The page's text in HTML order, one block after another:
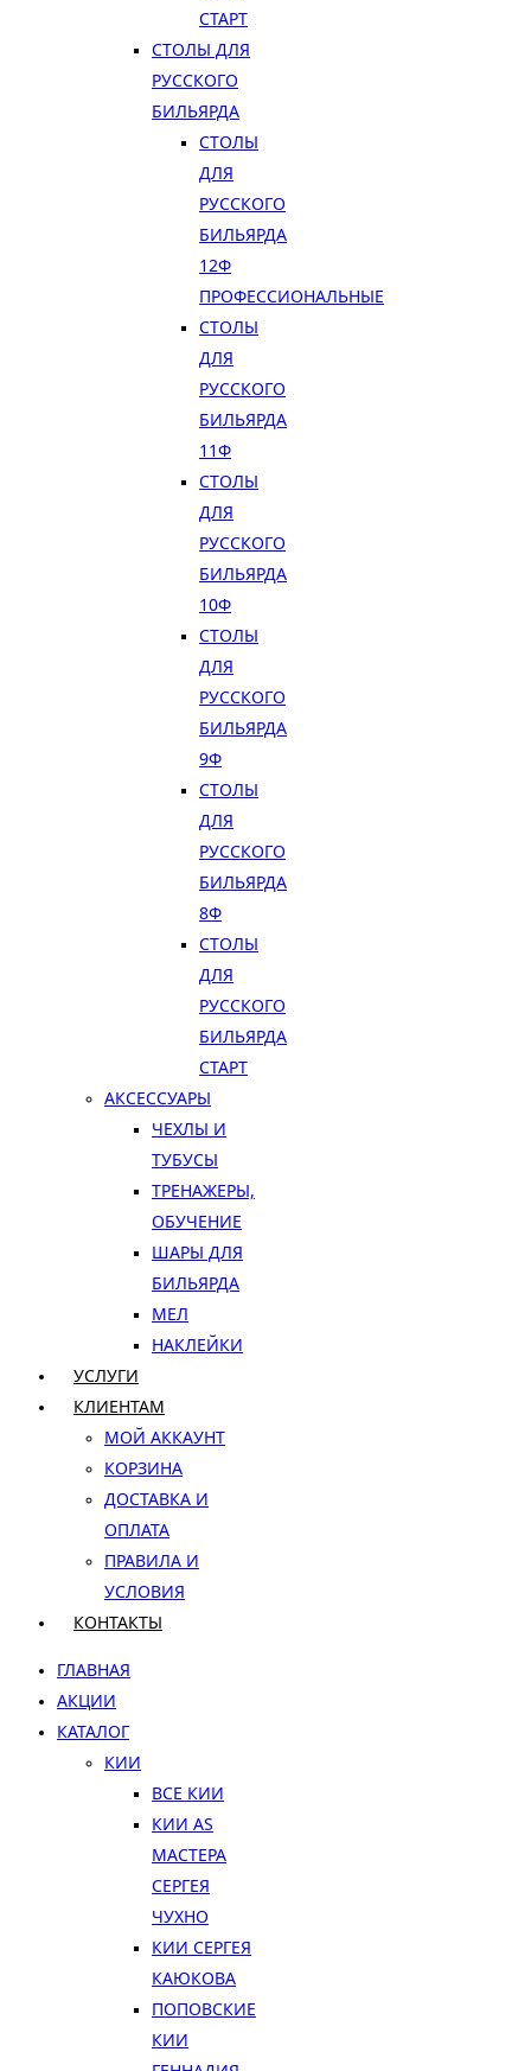
СТАРТ
СТОЛЫ ДЛЯ
РУССКОГО
БИЛЬЯРДА
СТОЛЫ
ДЛЯ
РУССКОГО
БИЛЬЯРДА
12Ф
ПРОФЕССИОНАЛЬНЫЕ
СТОЛЫ
ДЛЯ
РУССКОГО
БИЛЬЯРДА
11Ф
СТОЛЫ
ДЛЯ
РУССКОГО
БИЛЬЯРДА
10Ф
СТОЛЫ
ДЛЯ
РУССКОГО
БИЛЬЯРДА
9Ф
СТОЛЫ
ДЛЯ
РУССКОГО
БИЛЬЯРДА
8Ф
СТОЛЫ
ДЛЯ
РУССКОГО
БИЛЬЯРДА
СТАРТ
АКСЕССУАРЫ
ЧЕХЛЫ И
ТУБУСЫ
ТРЕНАЖЕРЫ,
ОБУЧЕНИЕ
ШАРЫ ДЛЯ
БИЛЬЯРДА
МЕЛ
НАКЛЕЙКИ
УСЛУГИ
КЛИЕНТАМ
МОЙ АККАУНТ
КОРЗИНА
ДОСТАВКА И
ОПЛАТА
ПРАВИЛА И
УСЛОВИЯ
КОНТАКТЫ
ГЛАВНАЯ
АКЦИИ
КАТАЛОГ
КИИ
ВСЕ КИИ
КИИ AS
МАСТЕРА
СЕРГЕЯ
ЧУХНО
КИИ СЕРГЕЯ
КАЮКОВА
ПОПОВСКИЕ
КИИ